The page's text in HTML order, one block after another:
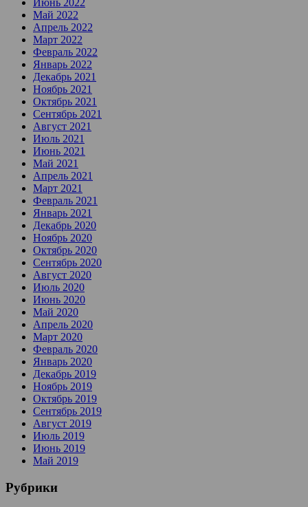
Июнь 2022
Май 2022
Апрель 2022
Март 2022
Февраль 2022
Январь 2022
Декабрь 2021
Ноябрь 2021
Октябрь 2021
Сентябрь 2021
Август 2021
Июль 2021
Июнь 2021
Май 2021
Апрель 2021
Март 2021
Февраль 2021
Январь 2021
Декабрь 2020
Ноябрь 2020
Октябрь 2020
Сентябрь 2020
Август 2020
Июль 2020
Июнь 2020
Май 2020
Апрель 2020
Март 2020
Февраль 2020
Январь 2020
Декабрь 2019
Ноябрь 2019
Октябрь 2019
Сентябрь 2019
Август 2019
Июль 2019
Июнь 2019
Май 2019
Рубрики